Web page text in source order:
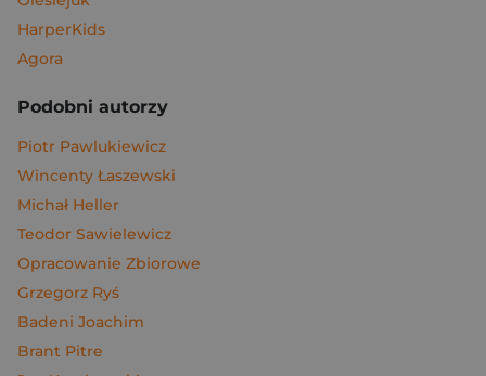
HarperKids
Agora
Podobni autorzy
Piotr Pawlukiewicz
Wincenty Łaszewski
Michał Heller
Teodor Sawielewicz
Opracowanie Zbiorowe
Grzegorz Ryś
Badeni Joachim
Brant Pitre